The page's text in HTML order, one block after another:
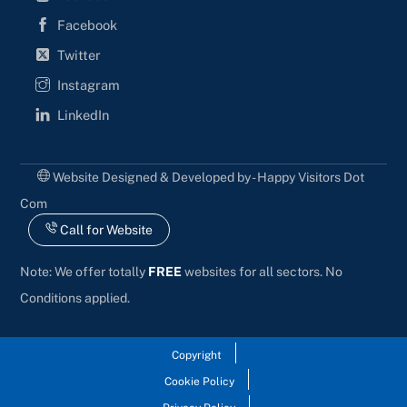
Facebook
Twitter
Instagram
LinkedIn
Website Designed & Developed by - Happy Visitors Dot
Com
Call for Website
Note: We offer totally FREE websites for all sectors. No
Conditions applied.
Copyright
Cookie Policy